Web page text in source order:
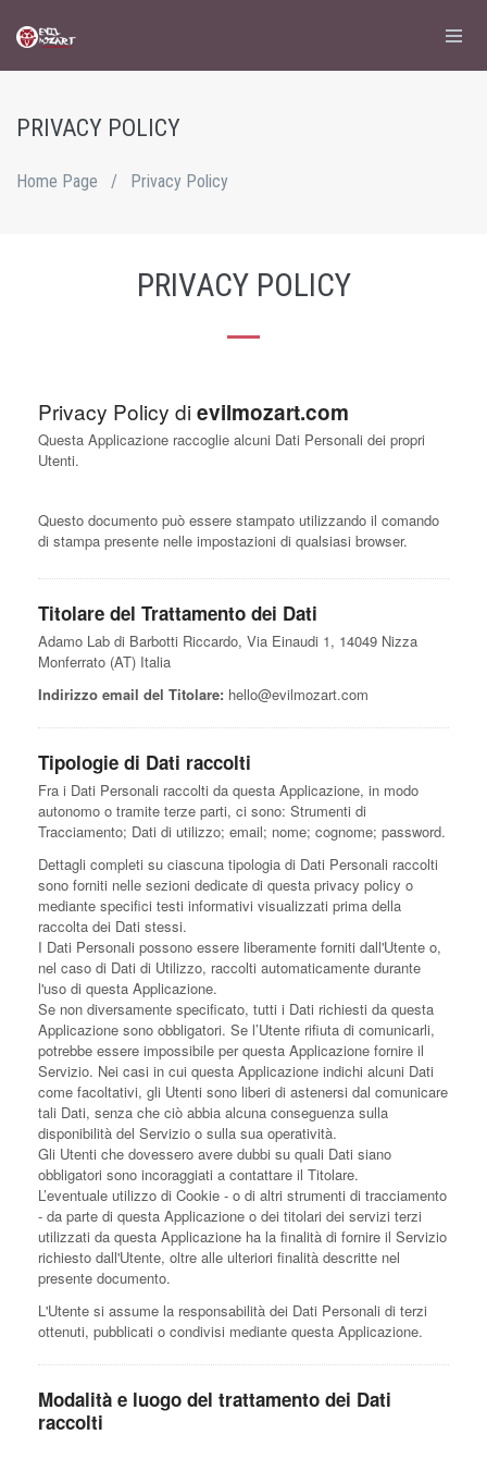
PRIVACY POLICY
Home Page / Privacy Policy
PRIVACY POLICY
Privacy Policy di evilmozart.com
Questa Applicazione raccoglie alcuni Dati Personali dei propri
Utenti.
Questo documento può essere stampato utilizzando il comando
di stampa presente nelle impostazioni di qualsiasi browser.
Titolare del Trattamento dei Dati
Adamo Lab di Barbotti Riccardo, Via Einaudi 1, 14049 Nizza
Monferrato (AT) Italia
Indirizzo email del Titolare: hello@evilmozart.com
Tipologie di Dati raccolti
Fra i Dati Personali raccolti da questa Applicazione, in modo
autonomo o tramite terze parti, ci sono: Strumenti di
Tracciamento; Dati di utilizzo; email; nome; cognome; password.
Dettagli completi su ciascuna tipologia di Dati Personali raccolti
sono forniti nelle sezioni dedicate di questa privacy policy o
mediante specifici testi informativi visualizzati prima della
raccolta dei Dati stessi.
I Dati Personali possono essere liberamente forniti dall'Utente o,
nel caso di Dati di Utilizzo, raccolti automaticamente durante
l'uso di questa Applicazione.
Se non diversamente specificato, tutti i Dati richiesti da questa
Applicazione sono obbligatori. Se l’Utente rifiuta di comunicarli,
potrebbe essere impossibile per questa Applicazione fornire il
Servizio. Nei casi in cui questa Applicazione indichi alcuni Dati
come facoltativi, gli Utenti sono liberi di astenersi dal comunicare
tali Dati, senza che ciò abbia alcuna conseguenza sulla
disponibilità del Servizio o sulla sua operatività.
Gli Utenti che dovessero avere dubbi su quali Dati siano
obbligatori sono incoraggiati a contattare il Titolare.
L’eventuale utilizzo di Cookie - o di altri strumenti di tracciamento
- da parte di questa Applicazione o dei titolari dei servizi terzi
utilizzati da questa Applicazione ha la finalità di fornire il Servizio
richiesto dall'Utente, oltre alle ulteriori finalità descritte nel
presente documento.
L'Utente si assume la responsabilità dei Dati Personali di terzi
ottenuti, pubblicati o condivisi mediante questa Applicazione.
Modalità e luogo del trattamento dei Dati
raccolti